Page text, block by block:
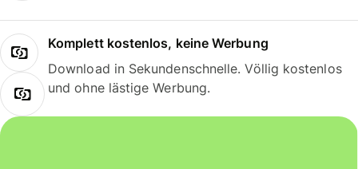
Komplett kostenlos, keine Werbung
Download in Sekundenschnelle. Völlig kostenlos
und ohne lästige Werbung.